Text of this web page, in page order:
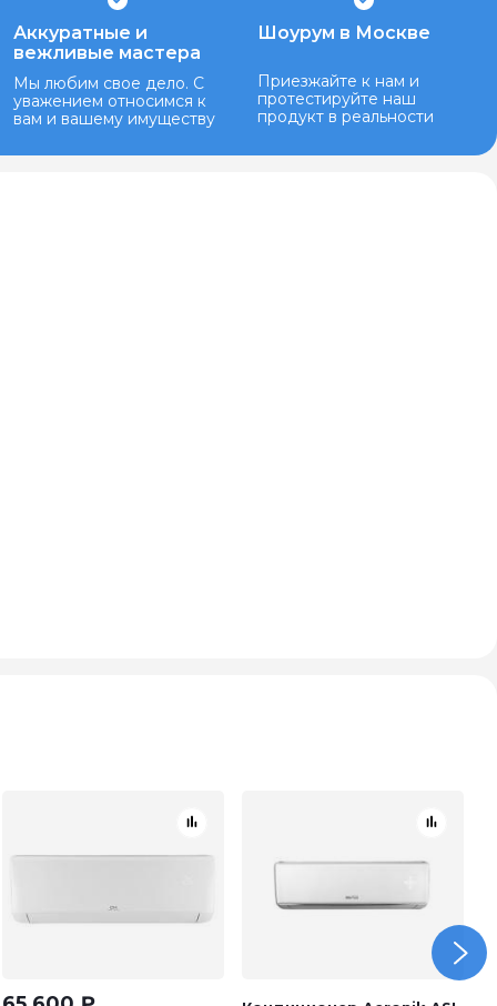
Аккуратные и
вежливые мастера
Мы любим свое дело. С
уважением относимся к
вам и вашему имуществу
Шоурум в Москве
Приезжайте к нам и
протестируйте наш
продукт в реальности